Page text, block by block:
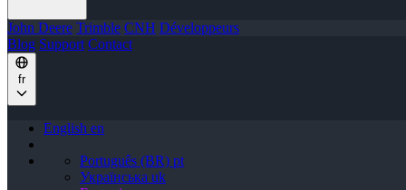
John Deere Trimble CNH Développeurs
Blog Support Contact
fr
English en
Português (BR) pt
Українська uk